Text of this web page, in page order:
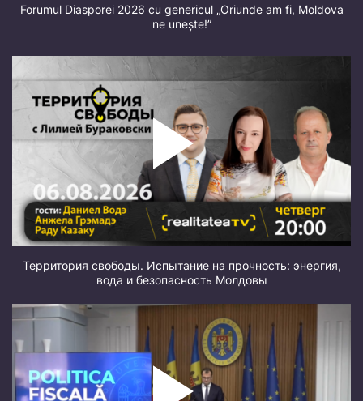
Forumul Diasporei 2026 cu genericul „Oriunde am fi, Moldova
ne unește!”
Территория свободы. Испытание на прочность: энергия,
вода и безопасность Молдовы